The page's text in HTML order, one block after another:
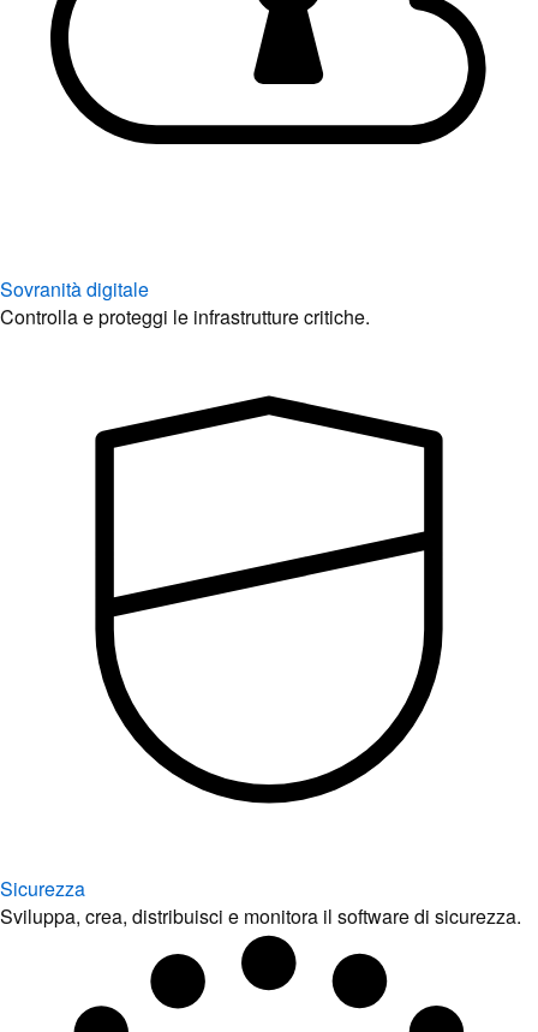
Sovranità digitale
Controlla e proteggi le infrastrutture critiche.
Sicurezza
Sviluppa, crea, distribuisci e monitora il software di sicurezza.